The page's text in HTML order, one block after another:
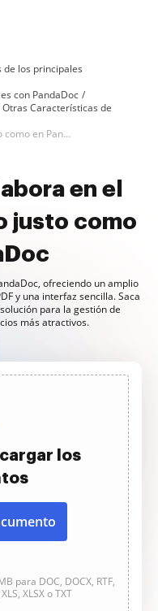
los principales
con PandaDoc
Características de
Compartir y Colaborar en PDF de Proyecto como en PandaDoc
en el
justo como
ofreciendo un amplio
y una interfaz sencilla. Saca
para la gestión de
más atractivos.
los
para DOC, DOCX, RTF,
XLSX o TXT